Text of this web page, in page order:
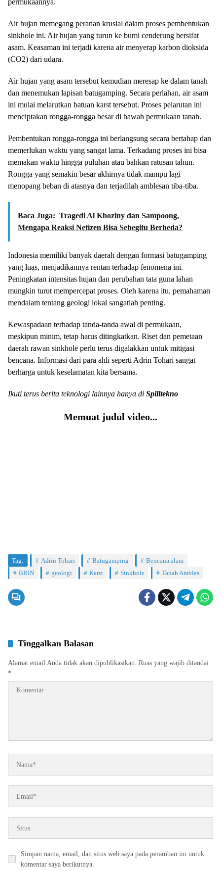
permukaannya.
Air hujan memegang peranan krusial dalam proses pembentukan
sinkhole ini. Air hujan yang turun ke bumi cenderung bersifat
asam. Keasaman ini terjadi karena air menyerap karbon dioksida
(CO2) dari udara.
Air hujan yang asam tersebut kemudian meresap ke dalam tanah
dan menemukan lapisan batugamping. Secara perlahan, air asam
ini mulai melarutkan batuan karst tersebut. Proses pelarutan ini
menciptakan rongga-rongga besar di bawah permukaan tanah.
Pembentukan rongga-rongga ini berlangsung secara bertahap dan
memerlukan waktu yang sangat lama. Terkadang proses ini bisa
memakan waktu hingga puluhan atau bahkan ratusan tahun.
Rongga yang semakin besar akhirnya tidak mampu lagi
menopang beban di atasnya dan terjadilah amblesan tiba-tiba.
Baca Juga: Tragedi Al Khoziny dan Sampoong,
Mengapa Reaksi Netizen Bisa Sebegitu Berbeda?
Indonesia memiliki banyak daerah dengan formasi batugamping
yang luas, menjadikannya rentan terhadap fenomena ini.
Peningkatan intensitas hujan dan perubahan tata guna lahan
mungkin turut mempercepat proses. Oleh karena itu, pemahaman
mendalam tentang geologi lokal sangatlah penting.
Kewaspadaan terhadap tanda-tanda awal di permukaan,
meskipun minim, tetap harus ditingkatkan. Riset dan pemetaan
daerah rawan sinkhole perlu terus digalakkan untuk mitigasi
bencana. Informasi dari para ahli seperti Adrin Tohari sangat
berharga untuk keselamatan kita bersama.
Ikuti terus berita teknologi lainnya hanya di Spilltekno
Memuat judul video...
Tag: Adrin Tohari Batugamping
Bencana alam
BRIN
geologi Karst Sinkhole Tanah Ambles
Tinggalkan Balasan
Alamat email Anda tidak akan dipublikasikan. Ruas yang wajib ditandai
*
Simpan nama, email, dan situs web saya pada peramban ini untuk
komentar saya berikutnya.